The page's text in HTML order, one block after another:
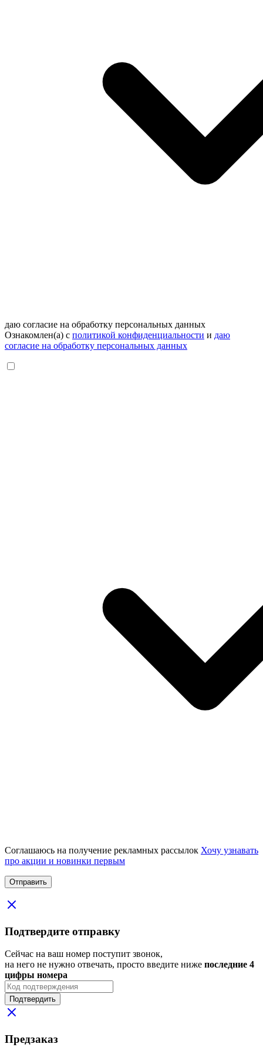
даю согласие на обработку персональных данных
Ознакомлен(а) с политикой конфиденциальности и даю
согласие на обработку персональных данных
Соглашаюсь на получение рекламных рассылок Хочу узнавать
про акции и новинки первым
Подтвердите отправку
Сейчас на ваш номер поступит звонок,
на него не нужно отвечать, просто введите ниже последние 4
цифры номера
Подтвердить
Предзаказ